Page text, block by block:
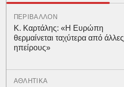
ΠΕΡΙΒΑΛΛΟΝ
Κ. Καρτάλης: «Η Ευρώπη
θερμαίνεται ταχύτερα από άλλες
ηπείρους»
ΑΘΛΗΤΙΚΑ